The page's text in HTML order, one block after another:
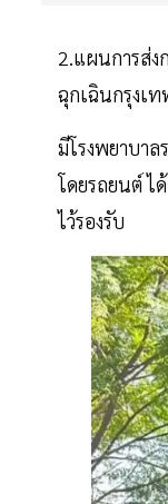
2.แผนการส่
ฉุกเฉินกรุงเ
มีโรงพยาบา
โดยรถยนต์ ไ
ไว้รองรับ